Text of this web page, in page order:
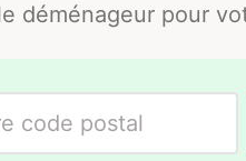
déménageur pour